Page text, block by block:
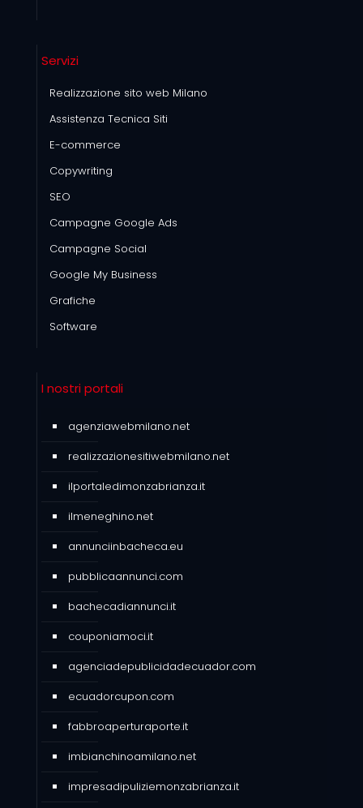
Servizi
Realizzazione sito web Milano
Assistenza Tecnica Siti
E-commerce
Copywriting
SEO
Campagne Google Ads
Campagne Social
Google My Business
Grafiche
Software
I nostri portali
agenziawebmilano.net
realizzazionesitiwebmilano.net
ilportaledimonzabrianza.it
ilmeneghino.net
annunciinbacheca.eu
pubblicaannunci.com
bachecadiannunci.it
couponiamoci.it
agenciadepublicidadecuador.com
ecuadorcupon.com
fabbroaperturaporte.it
imbianchinoamilano.net
impresadipuliziemonzabrianza.it